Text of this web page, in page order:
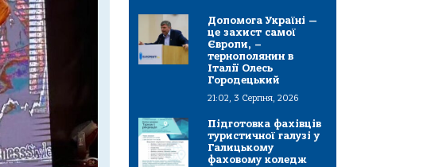
Допомога Україні —
це захист самої
Європи, –
тернополянин в
Італії Олесь
Городецький
21:02, 3 Серпня, 2026
Підготовка фахівців
туристичної галузі у
Галицькому
фаховому коледж